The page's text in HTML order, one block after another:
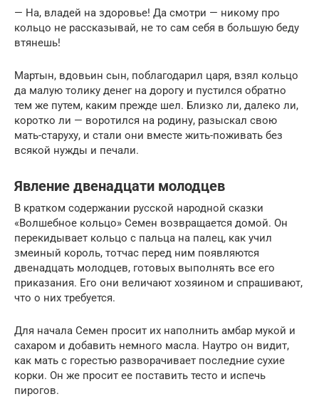
— На, владей на здоровье! Да смотри — никому про
кольцо не рассказывай, не то сам себя в большую беду
втянешь!
Мартын, вдовьин сын, поблагодарил царя, взял кольцо
да малую толику денег на дорогу и пустился обратно
тем же путем, каким прежде шел. Близко ли, далеко ли,
коротко ли — воротился на родину, разыскал свою
мать-старуху, и стали они вместе жить-поживать без
всякой нужды и печали.
Явление двенадцати молодцев
В кратком содержании русской народной сказки
«Волшебное кольцо» Семен возвращается домой. Он
перекидывает кольцо с пальца на палец, как учил
змеиный король, тотчас перед ним появляются
двенадцать молодцев, готовых выполнять все его
приказания. Его они величают хозяином и спрашивают,
что о них требуется.
Для начала Семен просит их наполнить амбар мукой и
сахаром и добавить немного масла. Наутро он видит,
как мать с горестью разворачивает последние сухие
корки. Он же просит ее поставить тесто и испечь
пирогов.